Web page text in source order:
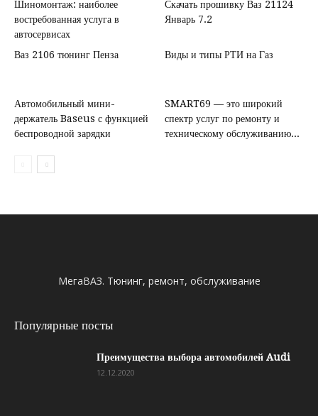
Шиномонтаж: наиболее
востребованная услуга в
автосервисах
Скачать прошивку Ваз 21124
Январь 7.2
Ваз 2106 тюнинг Пенза Виды и типы РТИ на Газ
Автомобильный мини-
держатель Baseus с функцией
беспроводной зарядки
SMART69 — это широкий
спектр услуг по ремонту и
техническому обслуживанию...
МегаВАЗ. Тюнинг, ремонт, обслуживание
Популярные посты
Преимущества выбора автомобилей Audi
12.12.2020